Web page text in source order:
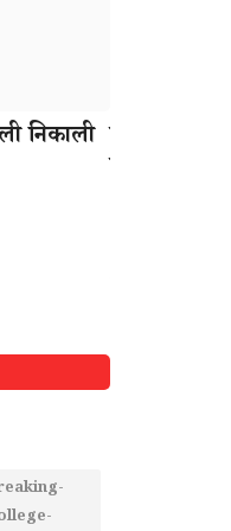
निकाली